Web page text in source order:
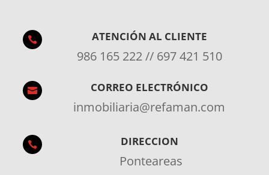
 ATENCIÓN AL CLIENTE
986 165 222 // 697 421 510
 CORREO ELECTRÓNICO
inmobiliaria@refaman.com
 DIRECCION
Ponteareas